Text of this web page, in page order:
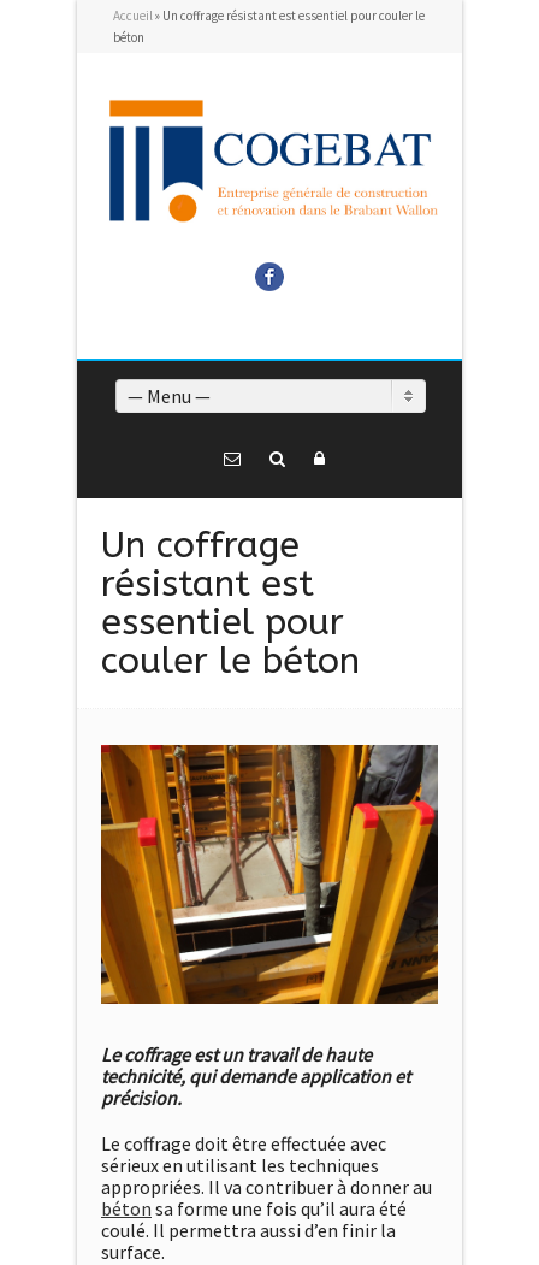
Accueil» Un coffrage résistant est essentiel pour couler le
béton
— Menu —
Un coffrage
résistant est
essentiel pour
couler le béton
Le coffrage est un travail de haute
technicité, qui demande application et
précision.
Le coffrage doit être effectuée avec
sérieux en utilisant les techniques
appropriées. Il va contribuer à donner au
béton sa forme une fois qu’il aura été
coulé. Il permettra aussi d’en finir la
surface.